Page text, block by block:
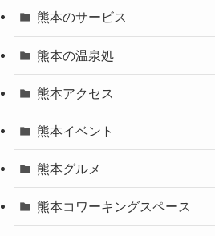
熊本のサービス
熊本の温泉処
熊本アクセス
熊本イベント
熊本グルメ
熊本コワーキングスペース